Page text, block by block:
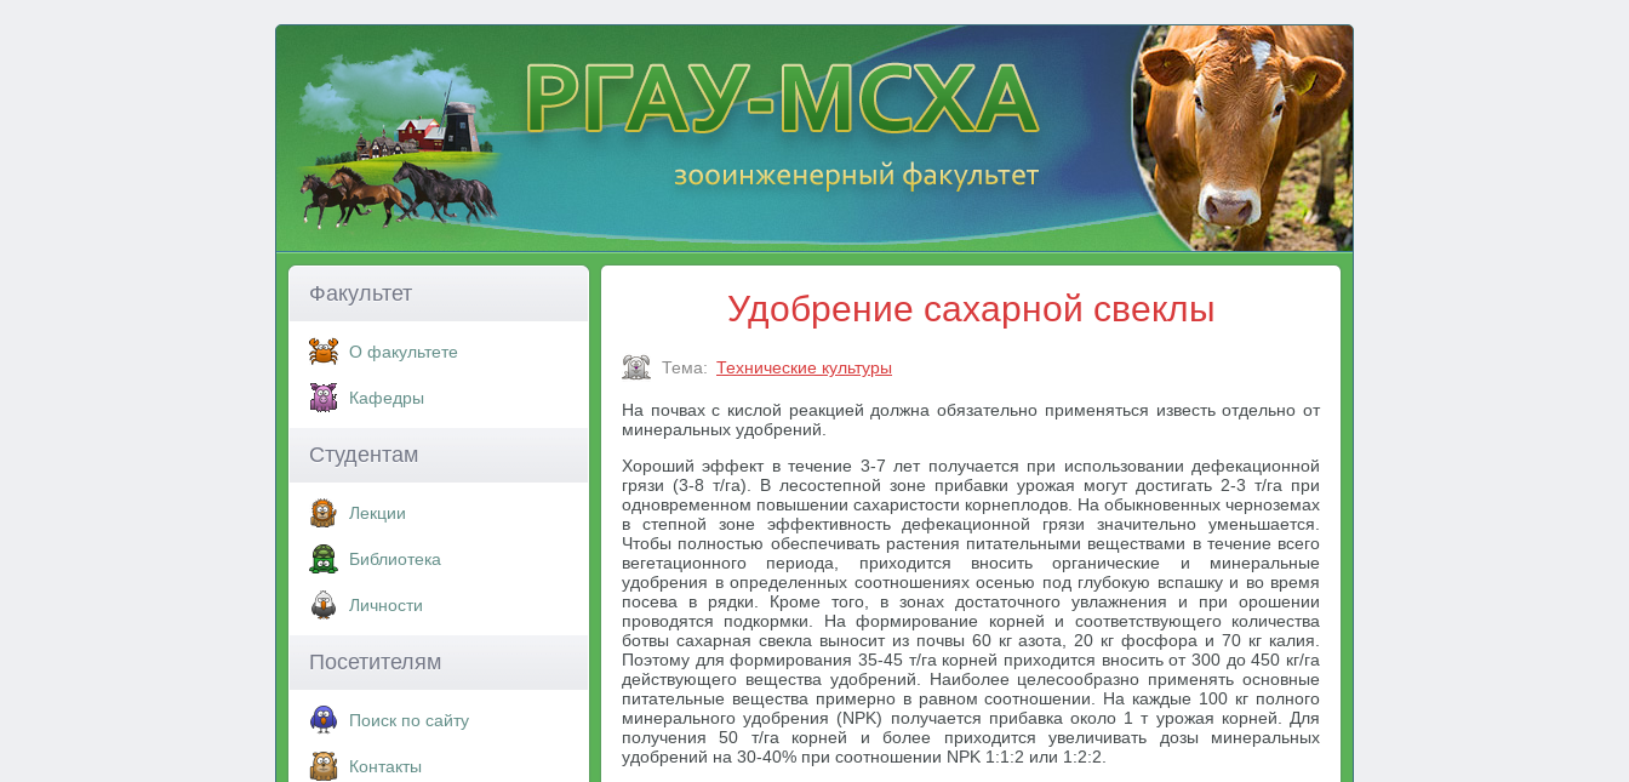
Факультет
О факультете
Кафедры
Студентам
Лекции
Библиотека
Личности
Посетителям
Поиск по сайту
Контакты
Удобрение сахарной свеклы
Тема: Технические культуры
На почвах с кислой реакцией должна обязательно применяться известь отдельно от
минеральных удобрений.
Хороший эффект в течение 3-7 лет получается при использовании дефекационной
грязи (3-8 т/га). В лесостепной зоне прибавки урожая могут достигать 2-3 т/га при
одновременном повышении сахаристости корнеплодов. На обыкновенных черноземах
в степной зоне эффективность дефекационной грязи значительно уменьшается.
Чтобы полностью обеспечивать растения питательными веществами в течение всего
вегетационного периода, приходится вносить органические и минеральные
удобрения в определенных соотношениях осенью под глубокую вспашку и во время
посева в рядки. Кроме того, в зонах достаточного увлажнения и при орошении
проводятся подкормки. На формирование корней и соответствующего количества
ботвы сахарная свекла выносит из почвы 60 кг азота, 20 кг фосфора и 70 кг калия.
Поэтому для формирования 35-45 т/га корней приходится вносить от 300 до 450 кг/га
действующего вещества удобрений. Наиболее целесообразно применять основные
питательные вещества примерно в равном соотношении. На каждые 100 кг полного
минерального удобрения (NPK) получается прибавка около 1 т урожая корней. Для
получения 50 т/га корней и более приходится увеличивать дозы минеральных
удобрений на 30-40% при соотношении NPK 1:1:2 или 1:2:2.